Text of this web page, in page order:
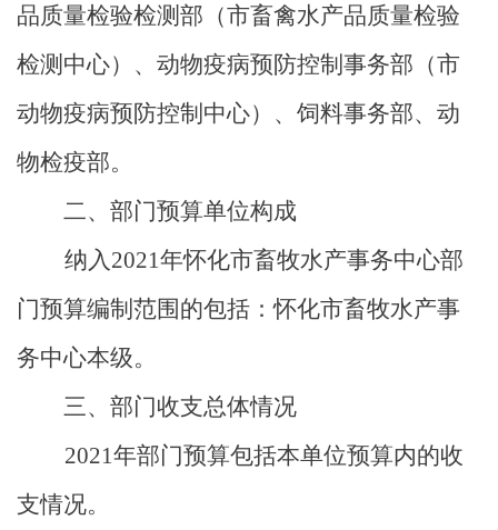
品质量检验检测部（市畜禽水产品质量检验
检测中心）、动物疫病预防控制事务部（市
动物疫病预防控制中心）、饲料事务部、动
物检疫部。
二、部门预算单位构成
纳入 2021年怀化市畜牧水产事务中心部
门预算编制范围的包括：怀化市畜牧水产事
务中心本级。
三、部门收支总体情况
2021年部门预算包括本单位预算内的收
支情况。